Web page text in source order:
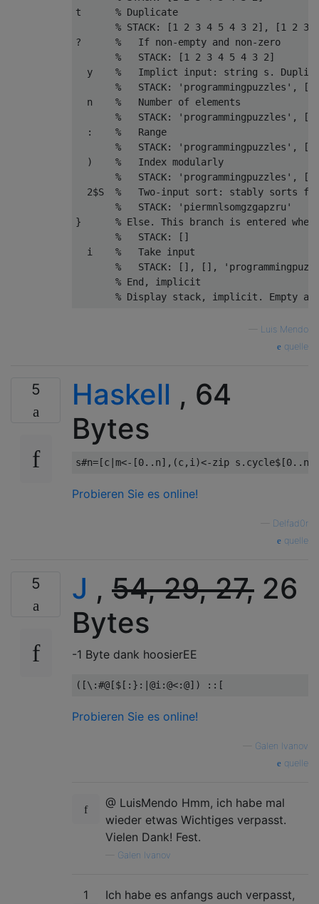
t      % Duplicate
% STACK: [1 2 3 4 5 4 3 2], [1 2 3
?      %   If non-empty and non-zero
       %   STACK: [1 2 3 4 5 4 3 2]
y    %   Implict input: string s.
%   STACK: 'programmingpuzzles',
  n    %   Number of elements
%   STACK: 'programmingpuzzles', [1
  :    %   Range
%   STACK: 'programmingpuzzles',
  )    %   Index modularly
%   STACK: 'programmingpuzzles',
2$S  %   Two-input sort: stably sorts
       %   STACK: 'piermnlsomgzgapzru'
}      % Else. This branch is entered when
       %   STACK: []
  i    %   Take input
%   STACK: [], [],
       % End, implicit
Luis Mendo
quelle
5 Haskell , 64
Bytes
s#n=[c m<-[0.. n],(c , i )<-zip s . cycle$[0.. n
Probieren Sie es online!
Delfad0r
quelle
5 J , 54, 29, 27, 26
Bytes
-1 Byte dank hoosierEE
Probieren Sie es online!
Galen Ivanov
quelle
@ LuisMendo Hmm, ich habe mal
wieder etwas Wichtiges verpasst.
Vielen Dank! Fest.
Galen Ivanov
1
Ich habe es anfangs auch verpasst,